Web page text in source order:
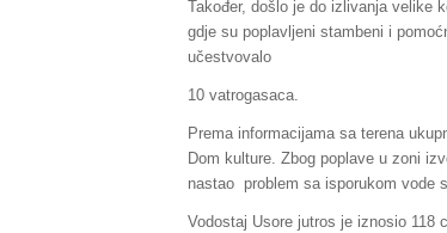
Također, došlo je do izlivanja velike
gdje su poplavljeni stambeni i
učestvovalo
10 vatrogasaca.
Prema informacijama sa terena
Dom kulture. Zbog poplave u zoni
nastao problem sa isporukom vode
Vodostaj Usore jutros je iznosio 118